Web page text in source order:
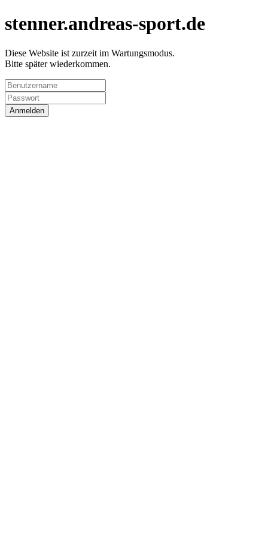
stenner.andreas-sport.de
Diese Website ist zurzeit im Wartungsmodus.
Bitte später wiederkommen.